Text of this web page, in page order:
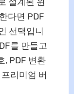
다면 PDF
선택입니
를 만들고
, PDF 변환
리미엄 버